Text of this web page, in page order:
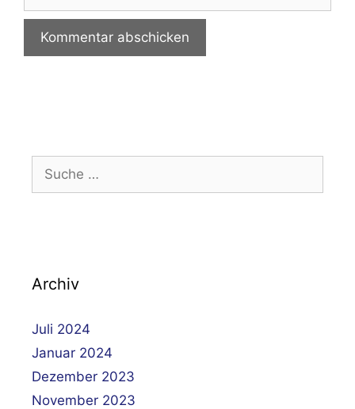
nach:
Archiv
Juli 2024
Januar 2024
Dezember 2023
November 2023